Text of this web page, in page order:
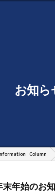
お知
- Column
年始のお